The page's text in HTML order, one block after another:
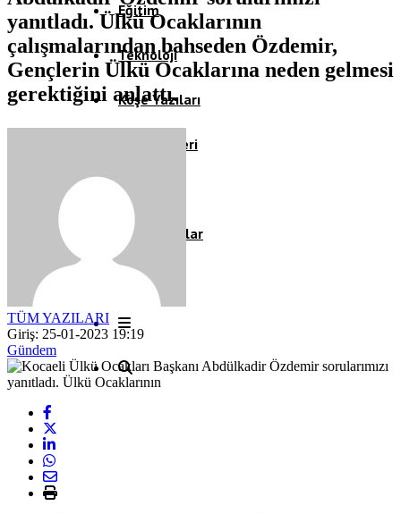
Eğitim
Teknoloji
Köşe Yazıları
Video Galeri
Röportaj
Resmi İlanlar
yanıtladı. Ülkü Ocaklarının
çalışmalarından bahseden Özdemir,
Gençlerin Ülkü Ocaklarına neden gelmesi
gerektiğini anlattı.
TÜM YAZILARI
Giriş: 25-01-2023 19:19
Gündem